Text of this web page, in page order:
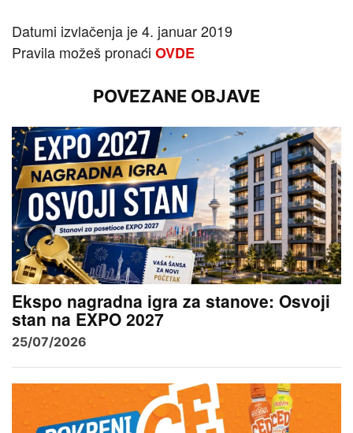
Datumi izvlačenja je 4. januar 2019
Pravila možeš pronaći OVDE
POVEZANE OBJAVE
Ekspo nagradna igra za stanove: Osvoji
stan na EXPO 2027
25/07/2026